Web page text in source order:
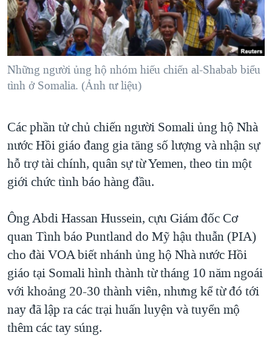
"Tìm"NGƯỜI VIỆT HẢI NGOẠI
ĐỜI SỐNG
KINH TẾ
KHOA HỌC
VĂN HOÁ
THỂ THAO
GIÁO DỤC
TẠI
HÀNH TRÌNH BẦU CỬ 2024
MỘT NĂM CHIẾN TRANH TẠI DẢI GAZA
GIẢI MÃ VÀNH ĐAI & CON ĐƯỜNG
NGÀY TỊ NẠN THẾ GIỚI
GROUND ZERO – XƯA VÀ NAY
CÁC GIÁ TRỊ CỘNG HÒA Ở VIỆT NAM
TRỊNH VĨNH BÌNH VS. CHÍNH PHỦ VIỆT NAM
NGƯ DÂN VIỆT VÀ LÀN SÓNG TRỘM HẢI SÂM
QUAN HỆ VIỆT MỸ
VIDEO
NGHE
MẠNG XÃ HỘI
Ngôn ngữ khác
Những người ủng hộ nhóm hiếu chiến al-Shabab biểu
tình ở Somalia. (Ảnh tư liệu)
Các phần tử chủ chiến người Somali ủng hộ Nhà
nước Hồi giáo đang gia tăng số lượng và nhận sự
hỗ trợ tài chính, quân sự từ Yemen, theo tin một
giới chức tình báo hàng đầu.
Ông Abdi Hassan Hussein, cựu Giám đốc Cơ
quan Tình báo Puntland do Mỹ hậu thuẫn (PIA)
cho đài VOA biết nhánh ủng hộ Nhà nước Hồi
giáo tại Somali hình thành từ tháng 10 năm ngoái
với khoảng 20-30 thành viên, nhưng kể từ đó tới
nay đã lập ra các trại huấn luyện và tuyển mộ
thêm các tay súng.